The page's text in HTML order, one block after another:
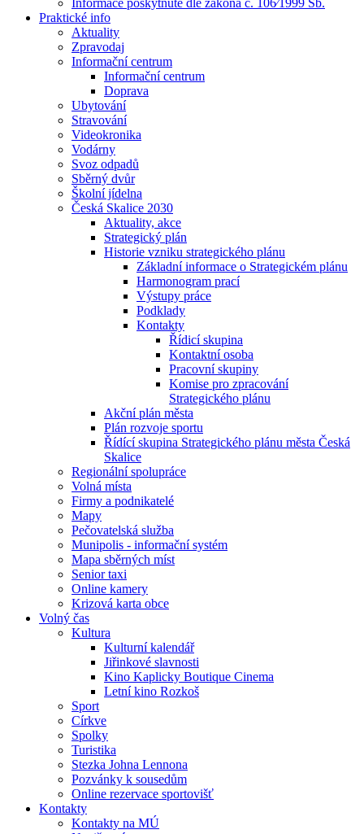
Informace poskytnuté dle zákona č. 106⁄1999 Sb.
Praktické info
Aktuality
Zpravodaj
Informační centrum
Informační centrum
Doprava
Ubytování
Stravování
Videokronika
Vodárny
Svoz odpadů
Sběrný dvůr
Školní jídelna
Česká Skalice 2030
Aktuality, akce
Strategický plán
Historie vzniku strategického plánu
Základní informace o Strategickém plánu
Harmonogram prací
Výstupy práce
Podklady
Kontakty
Řídicí skupina
Kontaktní osoba
Pracovní skupiny
Komise pro zpracování
Strategického plánu
Akční plán města
Plán rozvoje sportu
Řídící skupina Strategického plánu města Česká
Skalice
Regionální spolupráce
Volná místa
Firmy a podnikatelé
Mapy
Pečovatelská služba
Munipolis - informační systém
Mapa sběrných míst
Senior taxi
Online kamery
Krizová karta obce
Volný čas
Kultura
Kulturní kalendář
Jiřinkové slavnosti
Kino Kaplicky Boutique Cinema
Letní kino Rozkoš
Sport
Církve
Spolky
Turistika
Stezka Johna Lennona
Pozvánky k sousedům
Online rezervace sportovišť
Kontakty
Kontakty na MÚ